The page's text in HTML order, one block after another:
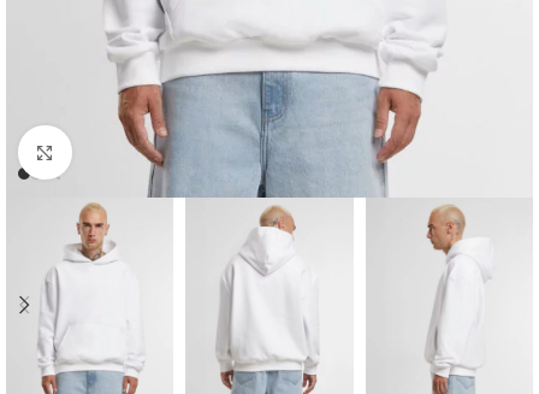
Kliknij, aby powiększyć